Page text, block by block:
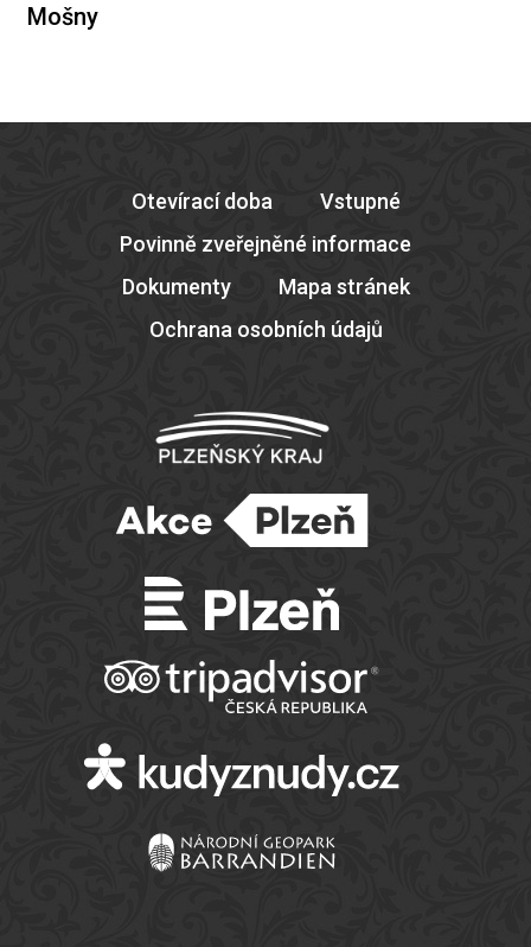
Mošny
Otevírací doba
Vstupné
Povinně zveřejněné informace
Dokumenty
Mapa stránek
Ochrana osobních údajů